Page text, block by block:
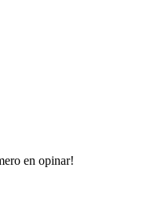
en opinar!